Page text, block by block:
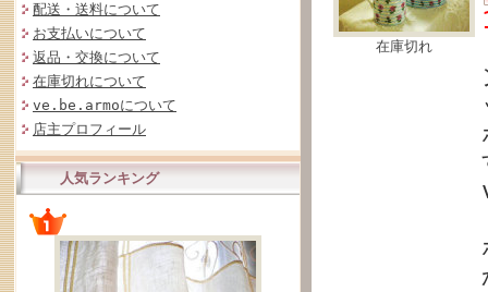
配送・送料について
お支払いについて
返品・交換について
在庫切れについて
ve.be.armoについて
店主プロフィール
人気ランキング
在庫切れ